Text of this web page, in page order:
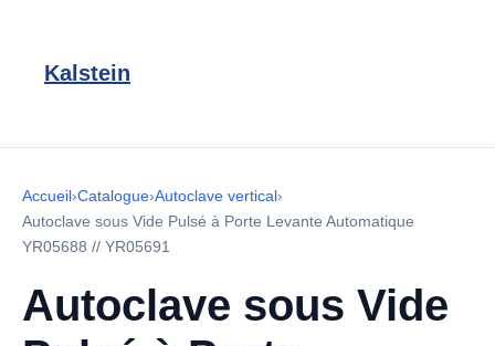
Kalstein
Accueil›Catalogue›Autoclave vertical›
Autoclave sous Vide Pulsé à Porte Levante Automatique
YR05688 // YR05691
Autoclave sous Vide